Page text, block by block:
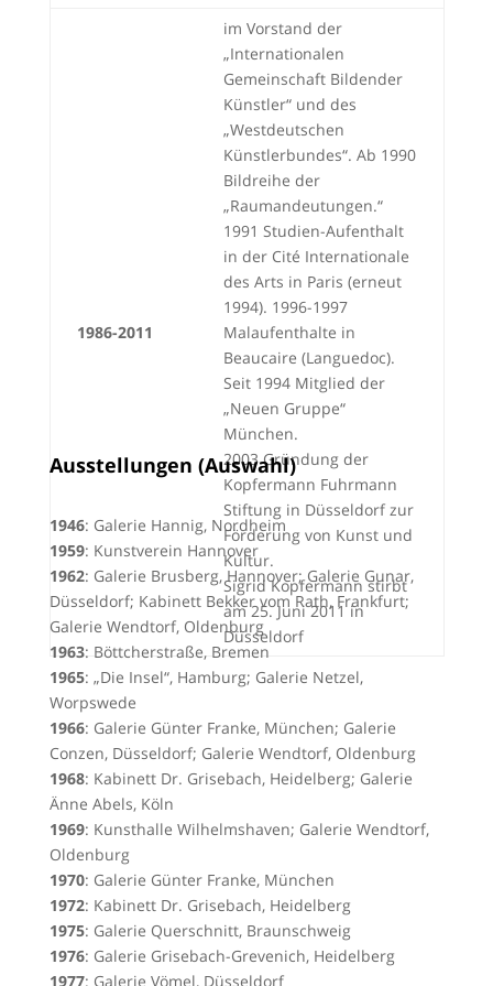
1986-2011
im Vorstand der
„Internationalen
Gemeinschaft Bildender
Künstler“ und des
„Westdeutschen
Künstlerbundes“. Ab 1990
Bildreihe der
„Raumandeutungen.“
1991 Studien-Aufenthalt
in der Cité Internationale
des Arts in Paris (erneut
1994). 1996-1997
Malaufenthalte in
Beaucaire (Languedoc).
Seit 1994 Mitglied der
„Neuen Gruppe“
München.
2003 Gründung der
Kopfermann Fuhrmann
Stiftung in Düsseldorf zur
Förderung von Kunst und
Kultur.
Sigrid Kopfermann stirbt
am 25. Juni 2011 in
Düsseldorf
Ausstellungen (Auswahl)
1946: Galerie Hannig, Nordheim
1959: Kunstverein Hannover
1962: Galerie Brusberg, Hannover; Galerie Gunar,
Düsseldorf; Kabinett Bekker vom Rath, Frankfurt;
Galerie Wendtorf, Oldenburg
1963: Böttcherstraße, Bremen
1965: „Die Insel“, Hamburg; Galerie Netzel,
Worpswede
1966: Galerie Günter Franke, München; Galerie
Conzen, Düsseldorf; Galerie Wendtorf, Oldenburg
1968: Kabinett Dr. Grisebach, Heidelberg; Galerie
Änne Abels, Köln
1969: Kunsthalle Wilhelmshaven; Galerie Wendtorf,
Oldenburg
1970: Galerie Günter Franke, München
1972: Kabinett Dr. Grisebach, Heidelberg
1975: Galerie Querschnitt, Braunschweig
1976: Galerie Grisebach-Grevenich, Heidelberg
1977: Galerie Vömel, Düsseldorf